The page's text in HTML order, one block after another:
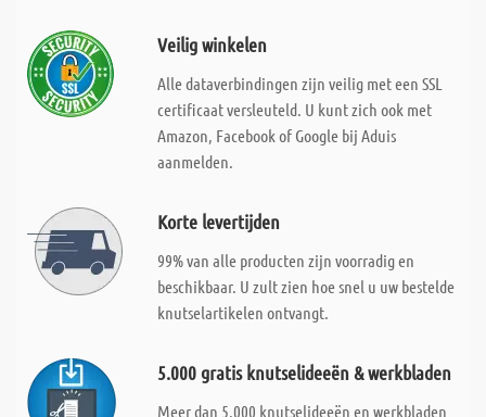
Veilig winkelen
Alle dataverbindingen zijn veilig met een SSL
certificaat versleuteld. U kunt zich ook met
Amazon, Facebook of Google bij Aduis
aanmelden.
Korte levertijden
99% van alle producten zijn voorradig en
beschikbaar. U zult zien hoe snel u uw bestelde
knutselartikelen ontvangt.
5.000 gratis knutselideeën & werkbladen
Meer dan 5.000 knutselideeën en werkbladen